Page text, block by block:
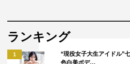
ランキング
1
“現役女子大生アイドル”
色白美ボデ…